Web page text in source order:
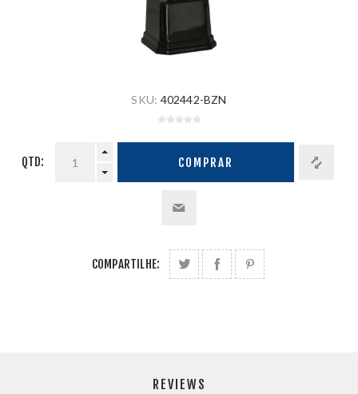
SKU: 402442-BZN
QTD: COMPRAR
COMPARTILHE:
REVIEWS